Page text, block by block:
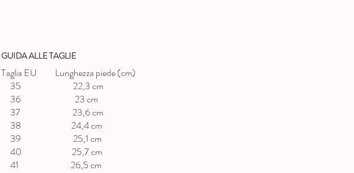
GUIDA ALLE TAGLIE
Taglia EU Lunghezza piede (cm)
35 22,3 cm
36 23 cm
37 23,6 cm
38 24,4 cm
39 25,1 cm
40 25,7 cm
41 26,5 cm